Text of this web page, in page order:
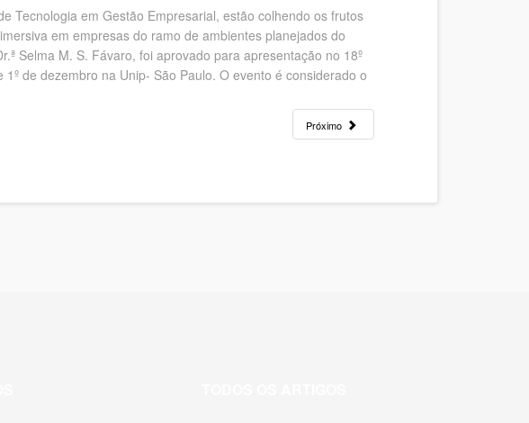
Tecnologia em Gestão Empresarial, estão colhendo os frutos
em empresas do ramo de ambientes planejados do
Selma M. S. Fávaro, foi aprovado para apresentação no 18º
de dezembro na Unip- São Paulo. O evento é considerado o
Próximo